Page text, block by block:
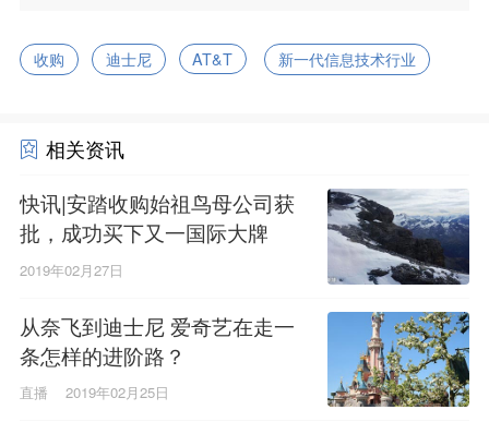
收购 迪士尼 AT&T 新一代信息技术行业
相关资讯
快讯|安踏收购始祖鸟母公司获
批，成功买下又一国际大牌
2019年02月27日
从奈飞到迪士尼 爱奇艺在走一
条怎样的进阶路？
直播 2019年02月25日